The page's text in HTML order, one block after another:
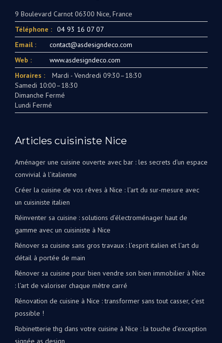
9 Boulevard Carnot 06300 Nice, France
Téléphone : 04 93 16 07 07
Email :
contact@asdesigndeco.com
Web :
www.asdesigndeco.com
Horaires :
Mardi - Vendredi 09:30–18:30
Samedi 10:00–18:30
Dimanche Fermé
Lundi Fermé
Articles cuisiniste Nice
Aménager une cuisine ouverte avec bar : les secrets d’un espace
convivial à l’italienne
Créer la cuisine de vos rêves à Nice : l’art du sur-mesure avec
un cuisiniste italien
Réinventer sa cuisine : solutions d’électroménager haut de
gamme avec un cuisiniste à Nice
Rénover sa cuisine sans gros travaux : l’esprit italien et l’art du
détail à portée de main
Rénover sa cuisine pour bien vendre son bien immobilier à Nice
: l’art de valoriser chaque mètre carré
Rénovation de cuisine à Nice : transformer sans tout casser, c’est
possible !
Robinetterie thg dans votre cuisine à Nice : la touche d’exception
signée as design